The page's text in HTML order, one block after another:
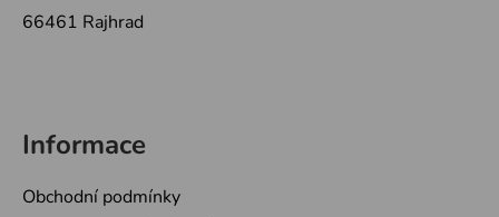
66461 Rajhrad
Informace
Obchodní podmínky